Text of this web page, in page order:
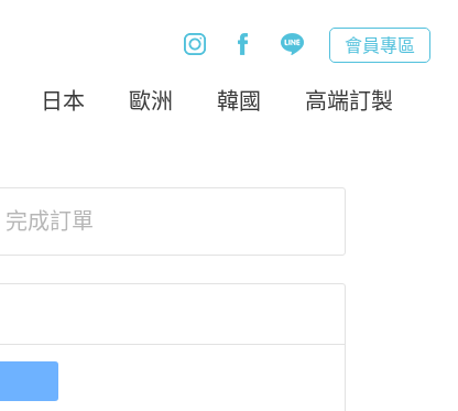
會員專區
日本 歐洲 韓國 高端訂製
完成訂單